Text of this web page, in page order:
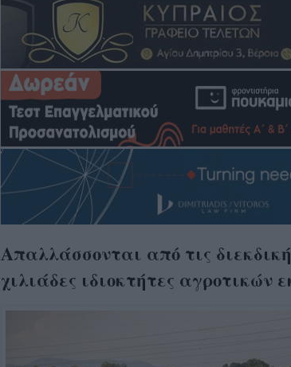
Απαλλάσσονται από τις
χιλιάδες ιδιοκτήτες αγροτικών